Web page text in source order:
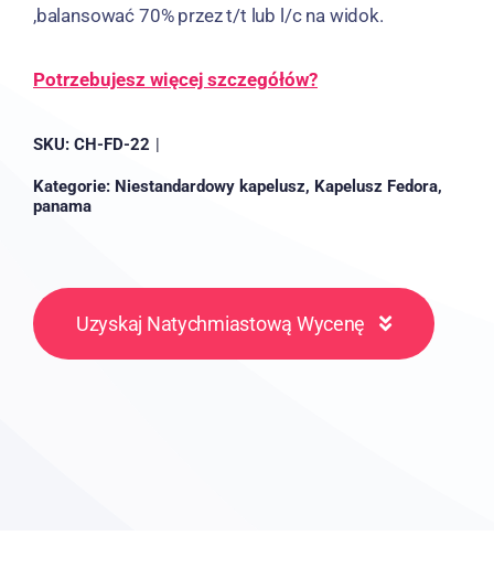
,balansować 70% przez t/t lub l/c na widok.
Potrzebujesz więcej szczegółów?
SKU: CH-FD-22 |
Kategorie: Niestandardowy kapelusz, Kapelusz Fedora,
panama
Uzyskaj Natychmiastową Wycenę